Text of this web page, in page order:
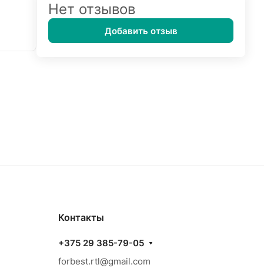
Нет отзывов
Добавить отзыв
Контакты
+375 29 385-79-05
forbest.rtl@gmail.com